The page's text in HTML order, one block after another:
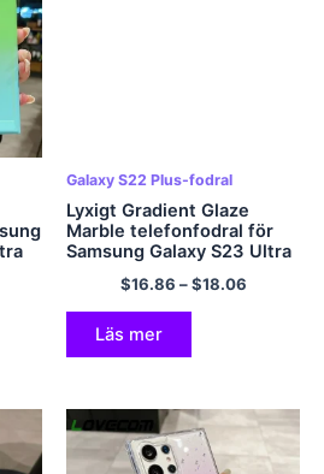
Galaxy S22 Plus-fodral
Lyxigt Gradient Glaze
Marble telefonfodral för
Samsung Galaxy S23 Ultra
Plus S22 Ultra Plus S23 5G
Färgglad stötsäker mjukt
skal
$16.86 –$18.06
Läs mer